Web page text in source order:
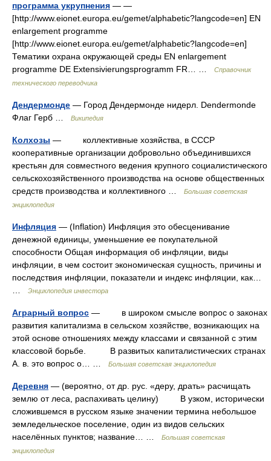
программа укрупнения — —
[http://www.eionet.europa.eu/gemet/alphabetic?langcode=en] EN
enlargement programme
[http://www.eionet.europa.eu/gemet/alphabetic?langcode=en]
Тематики охрана окружающей среды EN enlargement
programme DE Extensivierungsprogramm FR… …
Справочник
технического переводчика
Дендермонде — Город Дендермонде нидерл. Dendermonde
Флаг Герб …
Википедия
Колхозы — коллективные хозяйства, в СССР
кооперативные организации добровольно объединившихся
крестьян для совместного ведения крупного социалистического
сельскохозяйственного производства на основе общественных
средств производства и коллективного …
Большая советская
энциклопедия
Инфляция — (Inflation) Инфляция это обесценивание
денежной единицы, уменьшение ее покупательной
способности Общая информация об инфляции, виды
инфляции, в чем состоит экономическая сущность, причины и
последствия инфляции, показатели и индекс инфляции, как…
Энциклопедия инвестора
Аграрный вопрос — в широком смысле вопрос о законах
развития капитализма в сельском хозяйстве, возникающих на
этой основе отношениях между классами и связанной с этим
классовой борьбе. В развитых капиталистических странах
А. в. это вопрос о… …
Большая советская энциклопедия
Деревня — (вероятно, от др. рус. «деру, драть» расчищать
землю от леса, распахивать целину) В узком, исторически
сложившемся в русском языке значении термина небольшое
земледельческое поселение, один из видов сельских
населённых пунктов; название… …
Большая советская
энциклопедия